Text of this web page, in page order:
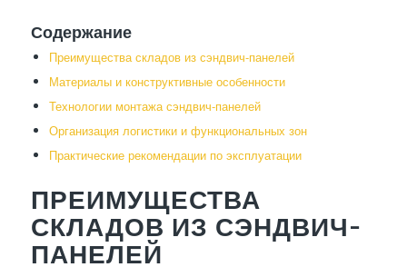
Содержание
Преимущества складов из сэндвич-панелей
Материалы и конструктивные особенности
Технологии монтажа сэндвич-панелей
Организация логистики и функциональных зон
Практические рекомендации по эксплуатации
ПРЕИМУЩЕСТВА
СКЛАДОВ ИЗ СЭНДВИЧ-
ПАНЕЛЕЙ